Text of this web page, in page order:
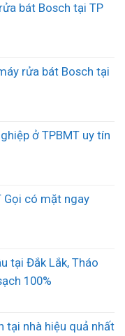
bát Bosch tại TP
rửa bát Bosch tại
ở TPBMT uy tín
Gọi có mặt ngay
tại Đắk Lắk, Tháo
100%
tại nhà hiệu quả nhất